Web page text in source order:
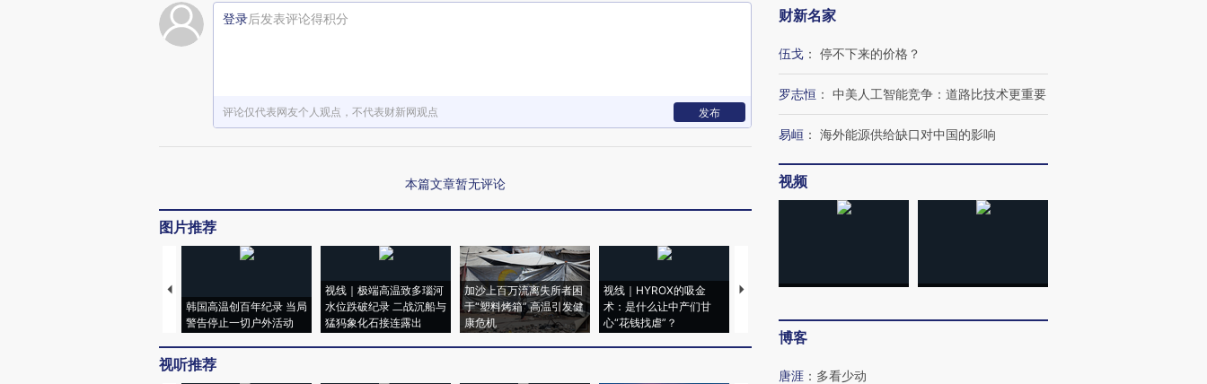
登录后发表评论得积分
评论仅代表网友个人观点，不代表财新网观点 发布
本篇文章暂无评论
图片推荐
韩国高温创百年纪录 当局
警告停止一切户外活动
视线｜极端高温致多瑙河
水位跌破纪录 二战沉船与
猛犸象化石接连露出
加沙上百万流离失所者困
于“塑料烤箱” 高温引发健
康危机
视线｜HYROX的吸金
术：是什么让中产们甘
心“花钱找虐”？
马航飞行员跨国走私7万
视线｜被称为“蟑螂”的印
育部长拱下台
视线｜“入侵”还是“人道危
飞地休达
视听推荐
财新名家
伍戈 ： 停不下来的价格？
罗志恒 ： 中美人工智能竞争：道路比技术更重要
易峘 ： 海外能源供给缺口对中国的影响
视频
博客
唐涯 ： 多看少动